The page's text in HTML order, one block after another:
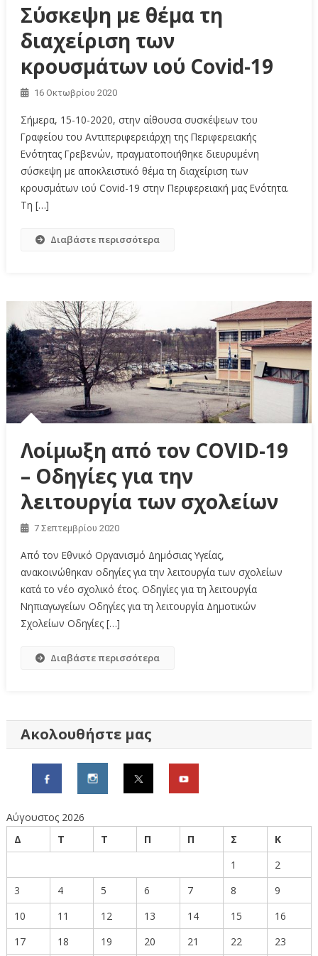
Σύσκεψη με θέμα τη
διαχείριση των
κρουσμάτων ιού Covid-19
16 Οκτωβρίου 2020
Σήμερα, 15-10-2020, στην αίθουσα συσκέψεων του
Γραφείου του Αντιπεριφερειάρχη της Περιφερειακής
Ενότητας Γρεβενών, πραγματοποιήθηκε διευρυμένη
σύσκεψη με αποκλειστικό θέμα τη διαχείριση των
κρουσμάτων ιού Covid-19 στην Περιφερειακή μας Ενότητα.
Τη […]
Διαβάστε περισσότερα
Λοίμωξη από τον COVID-19
– Οδηγίες για την
λειτουργία των σχολείων
7 Σεπτεμβρίου 2020
Από τον Εθνικό Οργανισμό Δημόσιας Υγείας,
ανακοινώθηκαν οδηγίες για την λειτουργία των σχολείων
κατά το νέο σχολικό έτος. Οδηγίες για τη λειτουργία
Νηπιαγωγείων Οδηγίες για τη λειτουργία Δημοτικών
Σχολείων Οδηγίες […]
Διαβάστε περισσότερα
Ακολουθήστε μας
Αύγουστος 2026
Δ
Τ Τ Π Π Σ
Κ
1
2
3
4 5 6 7 8
9
10
11 12 13 14 15
16
17
18 19 20 21 22
23